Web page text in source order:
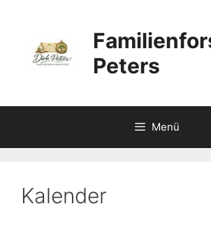
springen
Peters
Menü
Kalender